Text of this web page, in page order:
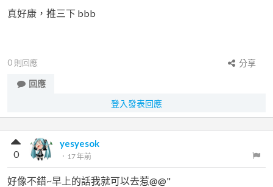
真好康，推三下 bbb
0 則回應
分享
回應
登入發表回應
yesyesok
． 17 年前
0
好像不錯~早上的話我就可以去惹@@"